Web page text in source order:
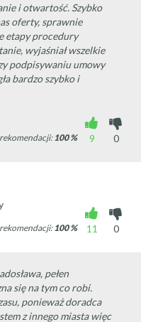
i otwartość. Szybko
oferty, sprawnie
etapy procedury
wyjaśniał wszelkie
podpisywaniu umowy
bardzo szybko i
9
0
100 %
11
0
100 %
pełen
się na tym co robi.
ponieważ doradca
z innego miasta więc